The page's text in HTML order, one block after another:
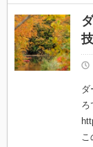
ダ
ろ
こ